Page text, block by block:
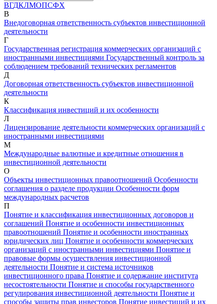
ВГДКЛМОПСФХ
В
Внедоговорная ответственность субъектов инвестиционной
деятельности
Г
Государственная регистрация коммерческих организаций с
иностранными инвестициями Государственный контроль за
соблюдением требований технических регламентов
Д
Договорная ответственность субъектов инвестиционной
деятельности
К
Классификация инвестиций и их особенности
Л
Лицензирование деятельности коммерческих организаций с
иностранными инвестициями
М
Международные валютные и кредитные отношения в
инвестиционной деятельности
О
Объекты инвестиционных правоотношений Особенности
соглашения о разделе продукции Особенности форм
международных расчетов
П
Понятие и классификация инвестиционных договоров и
соглашений Понятие и особенности инвестиционных
правоотношений Понятие и особенности иностранных
юридических лиц Понятие и особенности коммерческих
организаций с иностранными инвестициями Понятие и
правовые формы осуществления инвестиционной
деятельности Понятие и система источников
инвестиционного права Понятие и содержание института
несостоятельности Понятие и способы государственного
регулирования инвестиционной деятельности Понятие и
способы защиты прав инвесторов Понятие инвестиций и их